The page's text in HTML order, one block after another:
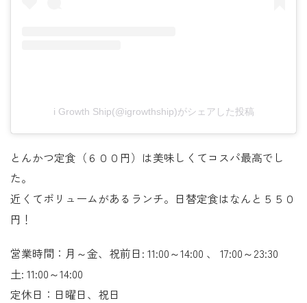
i Growth Ship(@igrowthship)がシェアした投稿
とんかつ定食（６００円）は美味しくてコスパ最高でし
た。
近くてボリュームがあるランチ。日替定食はなんと５５０
円！
営業時間：月～金、祝前日: 11:00～14:00 、 17:00～23:30
土: 11:00～14:00
定休日：日曜日、祝日